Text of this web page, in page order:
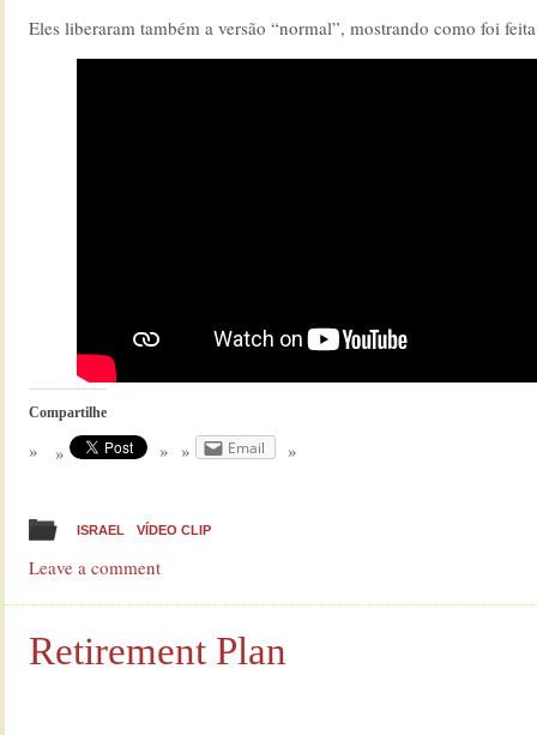
Eles liberaram também a versão “normal”, mostrando como foi
Compartilhe
Email
ISRAEL VÍDEO CLIP
Leave a comment
Retirement Plan